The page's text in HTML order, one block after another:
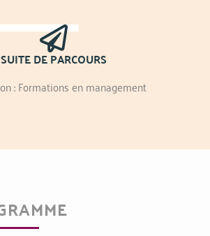
SUITE DE PARCOURS
: Formations en management